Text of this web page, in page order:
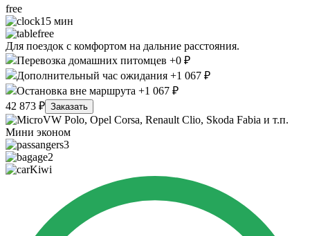
free
15 мин
free
Для поездок с комфортом на дальние расстояния.
Перевозка домашних питомцев +0 ₽
Дополнительный час ожидания +1 067 ₽
Остановка вне маршрута +1 067 ₽
42 873 ₽ Заказать
VW Polo, Opel Corsa, Renault Clio, Skoda Fabia и т.п.
Мини эконом
3
2
Kiwi